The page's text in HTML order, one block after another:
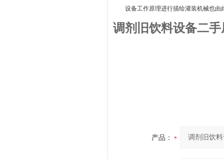
设备工作原理进行描绘灌装机械也由
调剂旧饮料设备二
产品：